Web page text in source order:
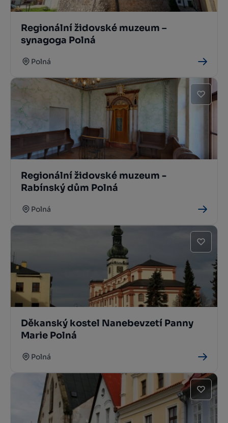
Regionální židovské muzeum –
synagoga Polná
Polná
Regionální židovské muzeum -
Rabínský dům Polná
Polná
Děkanský kostel Nanebevzetí Panny
Marie Polná
Polná